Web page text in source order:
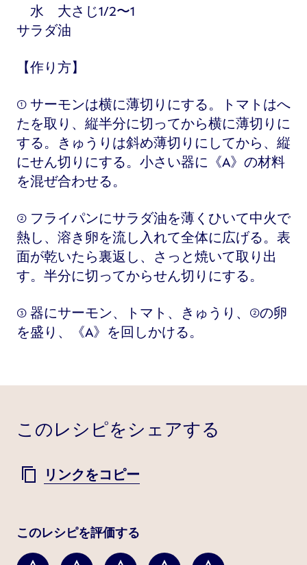
水 大さじ1/2〜1
サラダ油
【作り方】
① サーモンは横に薄切りにする。トマトはへ
たを取り、縦半分に切ってから横に薄切りに
する。きゅうりは斜め薄切りにしてから、縦
にせん切りにする。小さい器に《A》の材料
を混ぜ合わせる。
② フライパンにサラダ油を薄くひいて中火で
熱し、溶き卵を流し入れて全体に広げる。表
面が乾いたら裏返し、さっと焼いて取り出
す。半分に切ってからせん切りにする。
③ 器にサーモン、トマト、きゅうり、②の卵
を盛り、《A》を回しかける。
このレシピをシェアする
リンクをコピー
このレシピを評価する